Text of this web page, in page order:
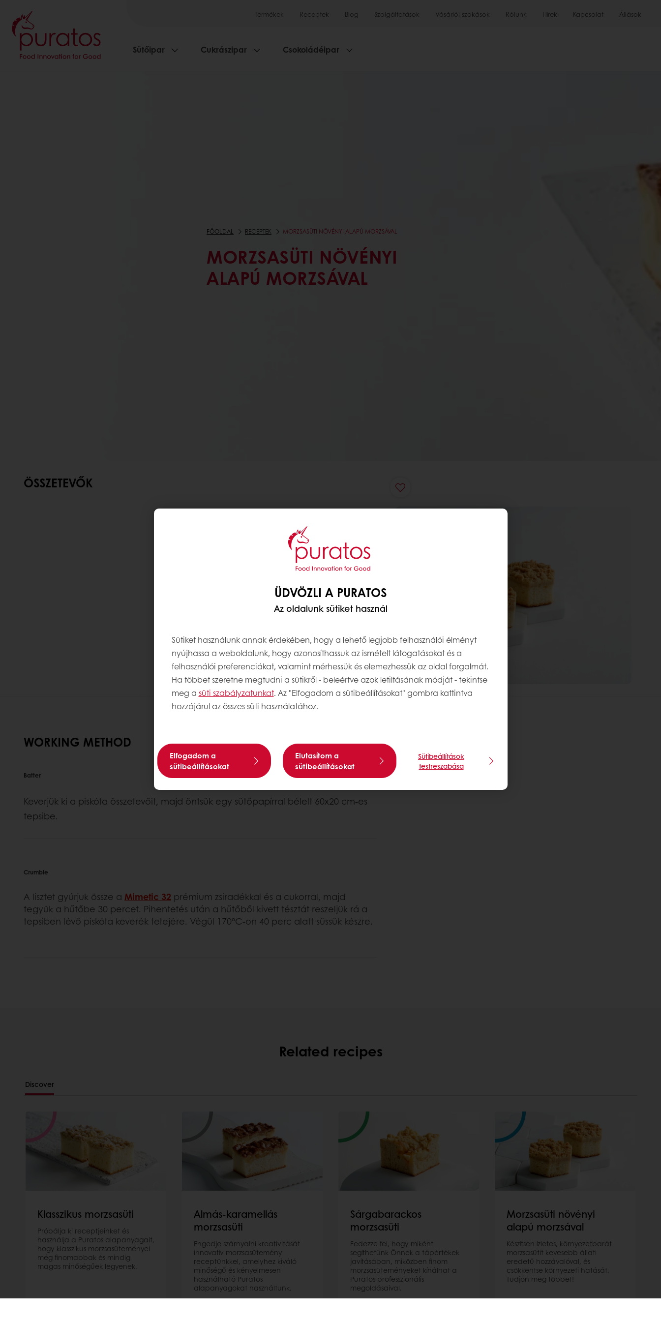
Termékek Receptek Blog Szolgáltatások Vásárlói szokások Rólunk Hírek Kapcsolat Állások
Sütőipar Cukrászipar Csokoládéipar
FŐOLDAL RECEPTEK MORZSASÜTI NÖVÉNYI ALAPÚ MORZSÁVAL
MORZSASÜTI NÖVÉNYI
ALAPÚ MORZSÁVAL
ÖSSZETEVŐK
WORKING METHOD
Batter
Keverjük ki a piskóta összetevőit, majd öntsük egy sütőpapírral bélelt 60x20 cm-es
tepsibe.
Crumble
A lisztet gyúrjuk össze a Mimetic 32 prémium zsiradékkal és a cukorral, majd
tegyük a hűtőbe 30 percet. Pihentetés után a hűtőből kivett tésztát reszeljük rá a
tepsiben lévő piskóta keverék tetejére. Végül 170°C-on 40 perc alatt süssük készre.
Related recipes
Discover
Klasszikus morzsasüti
Próbálja ki receptjeinket és
használja a Puratos alapanyagait,
hogy klasszikus morzsasüteményei
még finomabbak és mindig
magas minőségűek legyenek.
Almás-karamellás
morzsasüti
Engedje szárnyalni kreativitását
innovatív morzsasütemény
receptünkkel, amelyhez kiváló
minőségű és kényelmesen
használható Puratos
alapanyagokat használtunk.
Sárgabarackos
morzsasüti
Fedezze fel, hogy miként
segíthetünk Önnek a tápértékek
javításában, miközben finom
morzsasüteményeket kínálhat a
Puratos professzionális
megoldásaival.
Morzsasüti növényi
alapú morzsával
Készítsen ízletes, környezetbarát
morzsasütit kevesebb állati
eredetű hozzávalóval, és
csökkentse környezeti hatását.
Tudjon meg többet!
ÜDVÖZLI A PURATOS
Az oldalunk sütiket használ
Sütiket használunk annak érdekében, hogy a lehető legjobb felhasználói élményt
nyújhassa a weboldalunk, hogy azonosíthassuk az ismételt látogatásokat és a
felhasználói preferenciákat, valamint mérhessük és elemezhessük az oldal forgalmát.
Ha többet szeretne megtudni a sütikről - beleértve azok letiltásának módját - tekintse
meg a süti szabályzatunkat. Az "Elfogadom a sütibeállításokat" gombra kattintva
hozzájárul az összes süti használatához.
Elfogadom a
sütibeállításokat
Elutasítom a
sütibeállításokat
Sütibeállítások
testreszabása